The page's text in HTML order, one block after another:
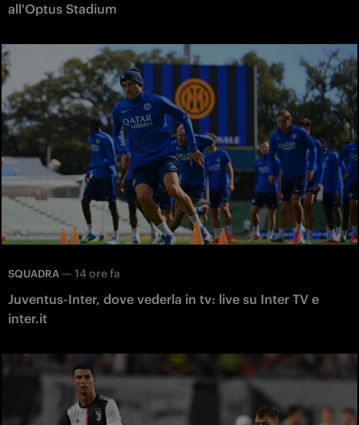
all'Optus Stadium
SQUADRA — 14 ore fa
Juventus-Inter, dove vederla in tv: live su Inter TV e
inter.it